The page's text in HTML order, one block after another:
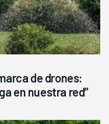
de drones:
en nuestra red”